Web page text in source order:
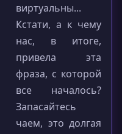
виртуальны...
Кстати, а к чему
нас, в итоге,
привела эта
фраза, с которой
все началось?
Запасайтесь
чаем, это долгая